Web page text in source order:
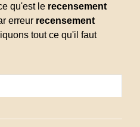
qu'est le recensement
erreur recensement
tout ce qu'il faut